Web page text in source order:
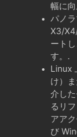
幅に向
パノ
X3/
ート
す。.
Linux
け）
介し
るリ
アア
び